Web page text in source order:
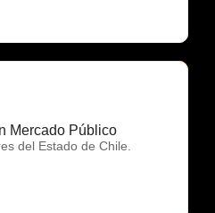
Mercado Público
del Estado de Chile.